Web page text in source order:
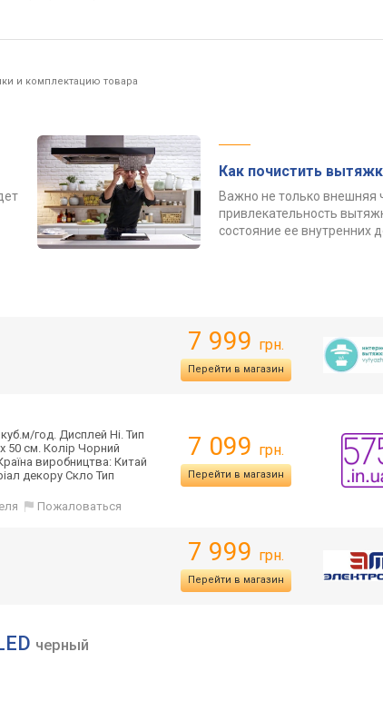
и комплектацию товара
Как почистить
Важно не только внешняя
привлекательность
состояние ее внутренних
7 999 грн.
Перейти в магазин
год. Дисплей Ні. Тип
50 см. Колір Чорний
виробництва: Китай
декору Скло Тип
Пожаловаться
7 099 грн.
Перейти в магазин
7 999 грн.
Перейти в магазин
черный